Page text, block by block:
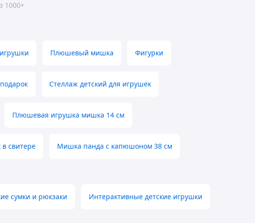
1000+
Плюшевый мишка Фигурки
Стеллаж детский для игрушек
Плюшевая игрушка мишка 14 см
свитере Мишка панда с капюшоном 38 см
сумки и рюкзаки Интерактивные детские игрушки